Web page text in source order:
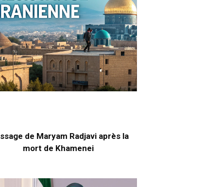
de Maryam Radjavi après la
mort de Khamenei